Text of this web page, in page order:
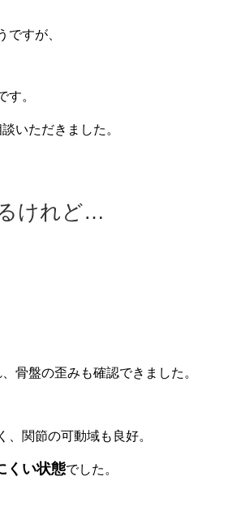
すが、
す。
いただきました。
けれど…
骨盤の歪みも確認できました。
関節の可動域も良好。
くい状態でした。